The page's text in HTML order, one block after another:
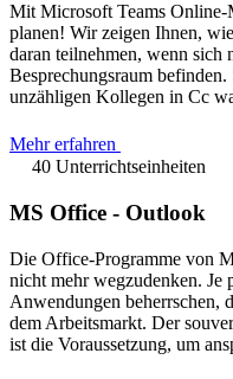
Mit Microsoft Teams
planen! Wir zeigen Ihnen,
daran teilnehmen, wenn sich
Besprechungsraum
unzähligen Kollegen in Cc
Mehr erfahren
40 Unterrichtseinheiten
MS Office - Outlook
Die Office-Programme von
nicht mehr wegzudenken. Je
Anwendungen beherrschen,
dem Arbeitsmarkt. Der
ist die Voraussetzung, um